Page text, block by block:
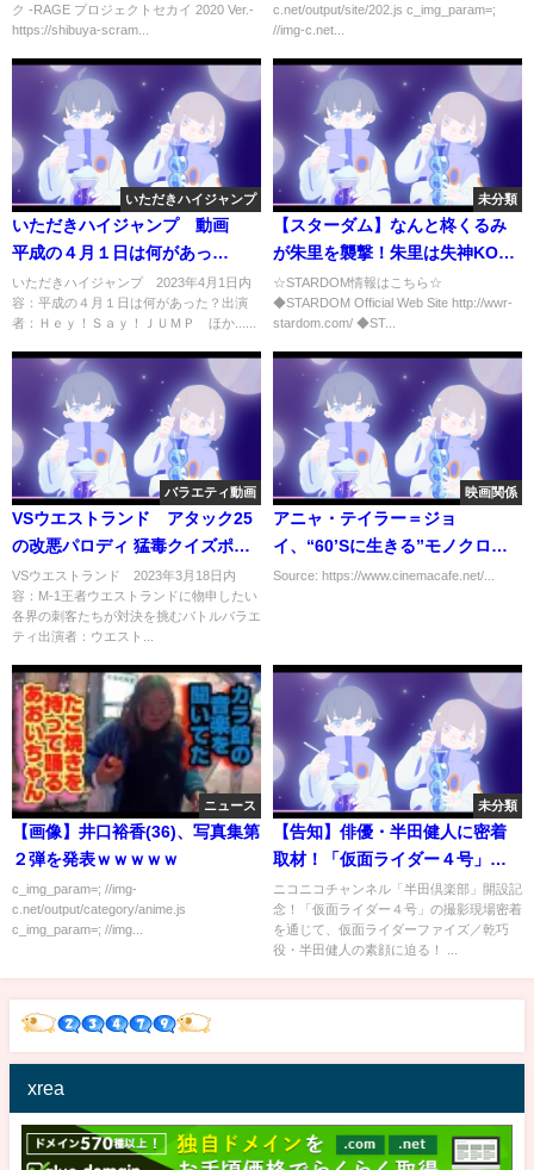
廻戦、プリコネ、チェンソーマ
ン他！新作情報盛りだくさんの
渋スクブースを徹底チェック！
ク -RAGE プロジェクトセカイ 2020 Ver.-
https://shibuya-scram...
c.net/output/site/202.js c_img_param=;
//img-c.net...
いただきハイジャンプ
いただきハイジャンプ 動画
平成の４月１日は何があっ
た？ 4月1日
いただきハイジャンプ 2023年4月1日内
容：平成の４月１日は何があった？出演
者：Ｈｅｙ！Ｓａｙ！ＪＵＭＰ ほか......
未分類
【スターダム】なんと柊くるみ
が朱里を襲撃！朱里は失神KO！
『よくも世羅りさをやってくれ
たな！』-7.8 NEW BLOOD 3-
☆STARDOM情報はこちら☆
◆STARDOM Official Web Site http://wwr-
stardom.com/ ◆ST...
バラエティ動画
VSウエストランド アタック25
の改悪パロディ 猛毒クイズポイ
ズン25 3月18日
VSウエストランド 2023年3月18日内
容：M-1王者ウエストランドに物申したい
各界の刺客たちが対決を挑むバトルバラエ
ティ出演者：ウエスト...
映画関係
アニャ・テイラー＝ジョ
イ、“60’Sに生きる”モノクロメ
イキングカット入手『ラストナ
Source: https://www.cinemacafe.net/...
ニュース
【画像】井口裕香(36)、写真集第
２弾を発表ｗｗｗｗｗ
c_img_param=; //img-
c.net/output/category/anime.js
c_img_param=; //img...
未分類
【告知】俳優・半田健人に密着
取材！「仮面ライダー４号」ロ
ケレポート
ニコニコチャンネル「半田倶楽部」開設記
念！「仮面ライダー４号」の撮影現場密着
を通じて、仮面ライダーファイズ／乾巧
役・半田健人の素顔に迫る！ ...
xrea